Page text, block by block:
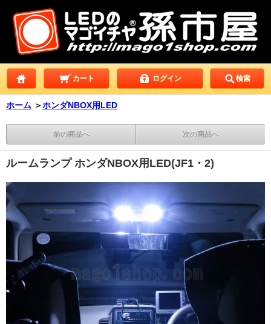
カート ログイン 検索
ホーム ＞ホンダNBOX用LED
前の商品へ 次の商品へ
ルームランプ ホンダNBOX用LED(JF1・2)